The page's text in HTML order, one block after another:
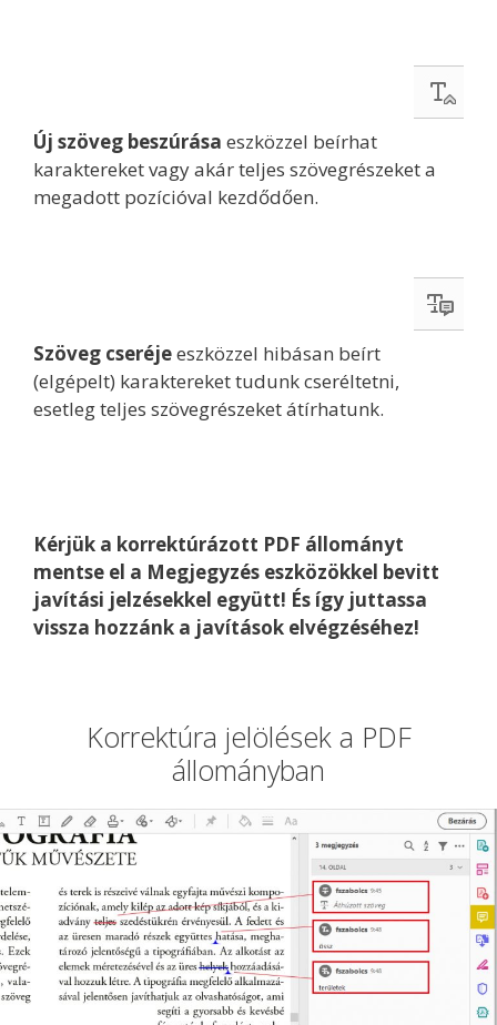
Új szöveg beszúrása eszközzel beírhat
karaktereket vagy akár teljes szövegrészeket a
megadott pozícióval kezdődően.
Szöveg cseréjeeszközzel hibásan beírt
(elgépelt) karaktereket tudunk cseréltetni,
esetleg teljes szövegrészeket átírhatunk.
Kérjük a korrektúrázott PDF állományt
mentse el a Megjegyzés eszközökkel bevitt
javítási jelzésekkel együtt! És így juttassa
vissza hozzánk a javítások elvégzéséhez!
Korrektúra jelölések a PDF
állományban